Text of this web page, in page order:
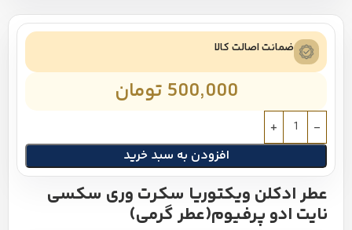
ضمانت اصالت کالا
500,000 تومان
افزودن به سبد خرید
عطر ادکلن ویکتوریا سکرت وری سکسی
نایت ادو پرفیوم(عطر گرمی)